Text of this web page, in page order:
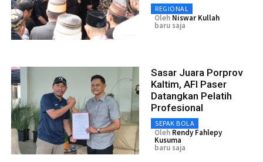
REGIONAL
Oleh Niswar Kullah
baru saja
Sasar Juara Porprov
Kaltim, AFI Paser
Datangkan Pelatih
Profesional
SEPAK BOLA
Oleh Rendy Fahlepy
Kusuma
baru saja